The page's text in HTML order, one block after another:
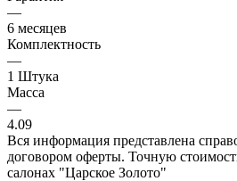
—
6 месяцев
Комплектность
—
1 Штука
Масса
—
4.09
Вся информация представлена
договором оферты. Точную
салонах "Царское Золото"